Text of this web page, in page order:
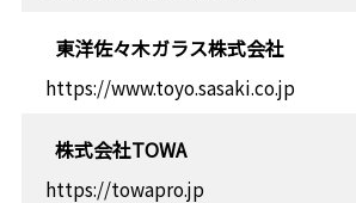
東洋佐々木ガラス株式会社
https://www.toyo.sasaki.co.jp
株式会社TOWA
https://towapro.jp